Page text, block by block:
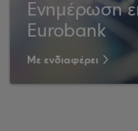
Ενημέρωση
Eurobank
Με ενδιαφέρει